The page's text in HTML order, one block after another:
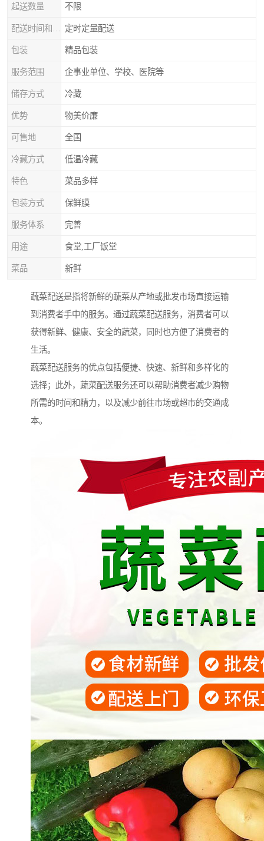
起送数量 不限
定时定量配送
包装 精品包装
服务范围 企事业单位、学校、医院等
储存方式 冷藏
优势 物美价廉
可售地 全国
冷藏方式 低温冷藏
特色 菜品多样
包装方式 保鲜膜
服务体系 完善
用途 食堂,工厂饭堂
菜品 新鲜
蔬菜配送是指将新鲜的蔬菜从产地或批发市场直接运输
到消费者手中的服务。通过蔬菜配送服务，消费者可以
获得新鲜、健康、安全的蔬菜，同时也方便了消费者的
生活。
蔬菜配送服务的优点包括便捷、快速、新鲜和多样化的
选择；此外，蔬菜配送服务还可以帮助消费者减少购物
所需的时间和精力，以及减少前往市场或超市的交通成
本。